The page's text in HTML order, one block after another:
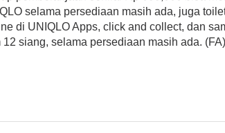
selama persediaan masih ada, juga
di UNIQLO Apps, click and collect, dan
siang, selama persediaan masih ada. (FA)